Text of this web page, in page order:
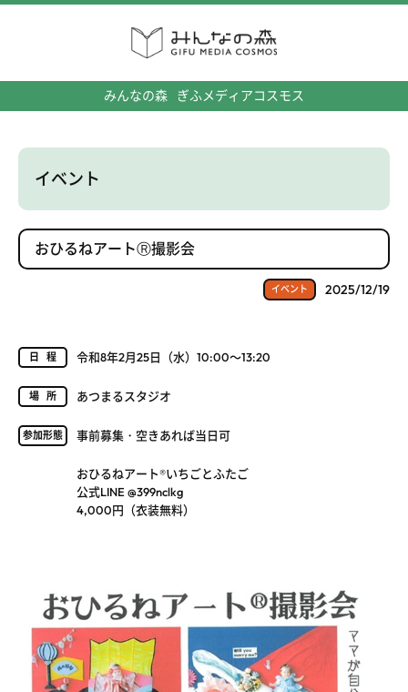
みんなの森 ぎふメディアコスモス
イベント
おひるねアートⓇ撮影会
イベント 2025/12/19
日程 令和8年2月25日（水）10:00～13:20
場所 あつまるスタジオ
参加形態 事前募集・空きあれば当日可
おひるねアート®いちごとふたご
公式LINE @399nclkg
4,000円（衣装無料）